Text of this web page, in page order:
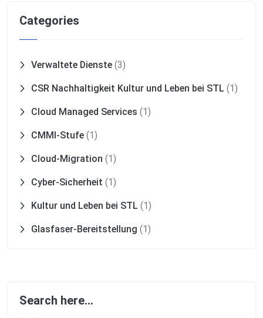
Categories
Verwaltete Dienste (3)
CSR Nachhaltigkeit Kultur und Leben bei STL (1)
Cloud Managed Services (1)
CMMI-Stufe (1)
Cloud-Migration (1)
Cyber-Sicherheit (1)
Kultur und Leben bei STL (1)
Glasfaser-Bereitstellung (1)
Search here…